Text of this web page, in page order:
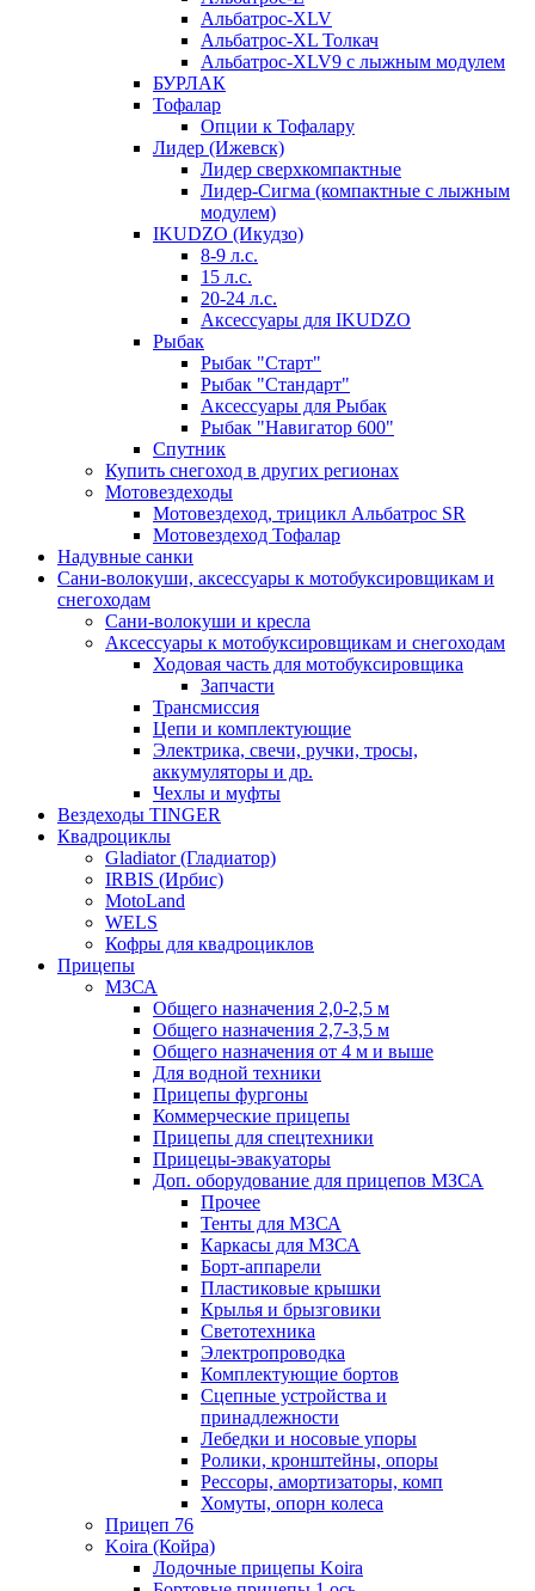
Альбатрос-XLV
Альбатрос-XL Толкач
Альбатрос-XLV9 с лыжным модулем
БУРЛАК
Тофалар
Опции к Тофалару
Лидер (Ижевск)
Лидер сверхкомпактные
Лидер-Сигма (компактные с лыжным
модулем)
IKUDZO (Икудзо)
8-9 л.с.
15 л.с.
20-24 л.с.
Аксессуары для IKUDZO
Рыбак
Рыбак "Старт"
Рыбак "Стандарт"
Аксессуары для Рыбак
Рыбак "Навигатор 600"
Спутник
Купить снегоход в других регионах
Мотовездеходы
Мотовездеход, трицикл Альбатрос SR
Мотовездеход Тофалар
Надувные санки
Сани-волокуши, аксессуары к мотобуксировщикам и
снегоходам
Сани-волокуши и кресла
Аксессуары к мотобуксировщикам и снегоходам
Ходовая часть для мотобуксировщика
Запчасти
Трансмиссия
Цепи и комплектующие
Электрика, свечи, ручки, тросы,
аккумуляторы и др.
Чехлы и муфты
Вездеходы TINGER
Квадроциклы
Gladiator (Гладиатор)
IRBIS (Ирбис)
MotoLand
WELS
Кофры для квадроциклов
Прицепы
МЗСА
Общего назначения 2,0-2,5 м
Общего назначения 2,7-3,5 м
Общего назначения от 4 м и выше
Для водной техники
Прицепы фургоны
Коммерческие прицепы
Прицепы для спецтехники
Прицецы-эвакуаторы
Доп. оборудование для прицепов МЗСА
Прочее
Тенты для МЗСА
Каркасы для МЗСА
Борт-аппарели
Пластиковые крышки
Крылья и брызговики
Светотехника
Электропроводка
Комплектующие бортов
Сцепные устройства и
принадлежности
Лебедки и носовые упоры
Ролики, кронштейны, опоры
Рессоры, амортизаторы, комп
Хомуты, опорн колеса
Прицеп 76
Koira (Койра)
Лодочные прицепы Koira